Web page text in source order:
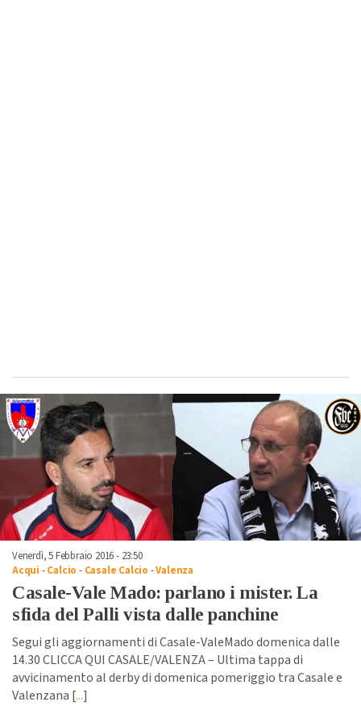
Venerdì, 5 Febbraio 2016 - 23:50
Acqui -Calcio - Casale Calcio -Valenza
Casale-Vale Mado: parlano i mister. La
sfida del Palli vista dalle panchine
Segui gli aggiornamenti di Casale-ValeMado domenica dalle
14.30 CLICCA QUI CASALE/VALENZA – Ultima tappa di
avvicinamento al derby di domenica pomeriggio tra Casale e
Valenzana [...]